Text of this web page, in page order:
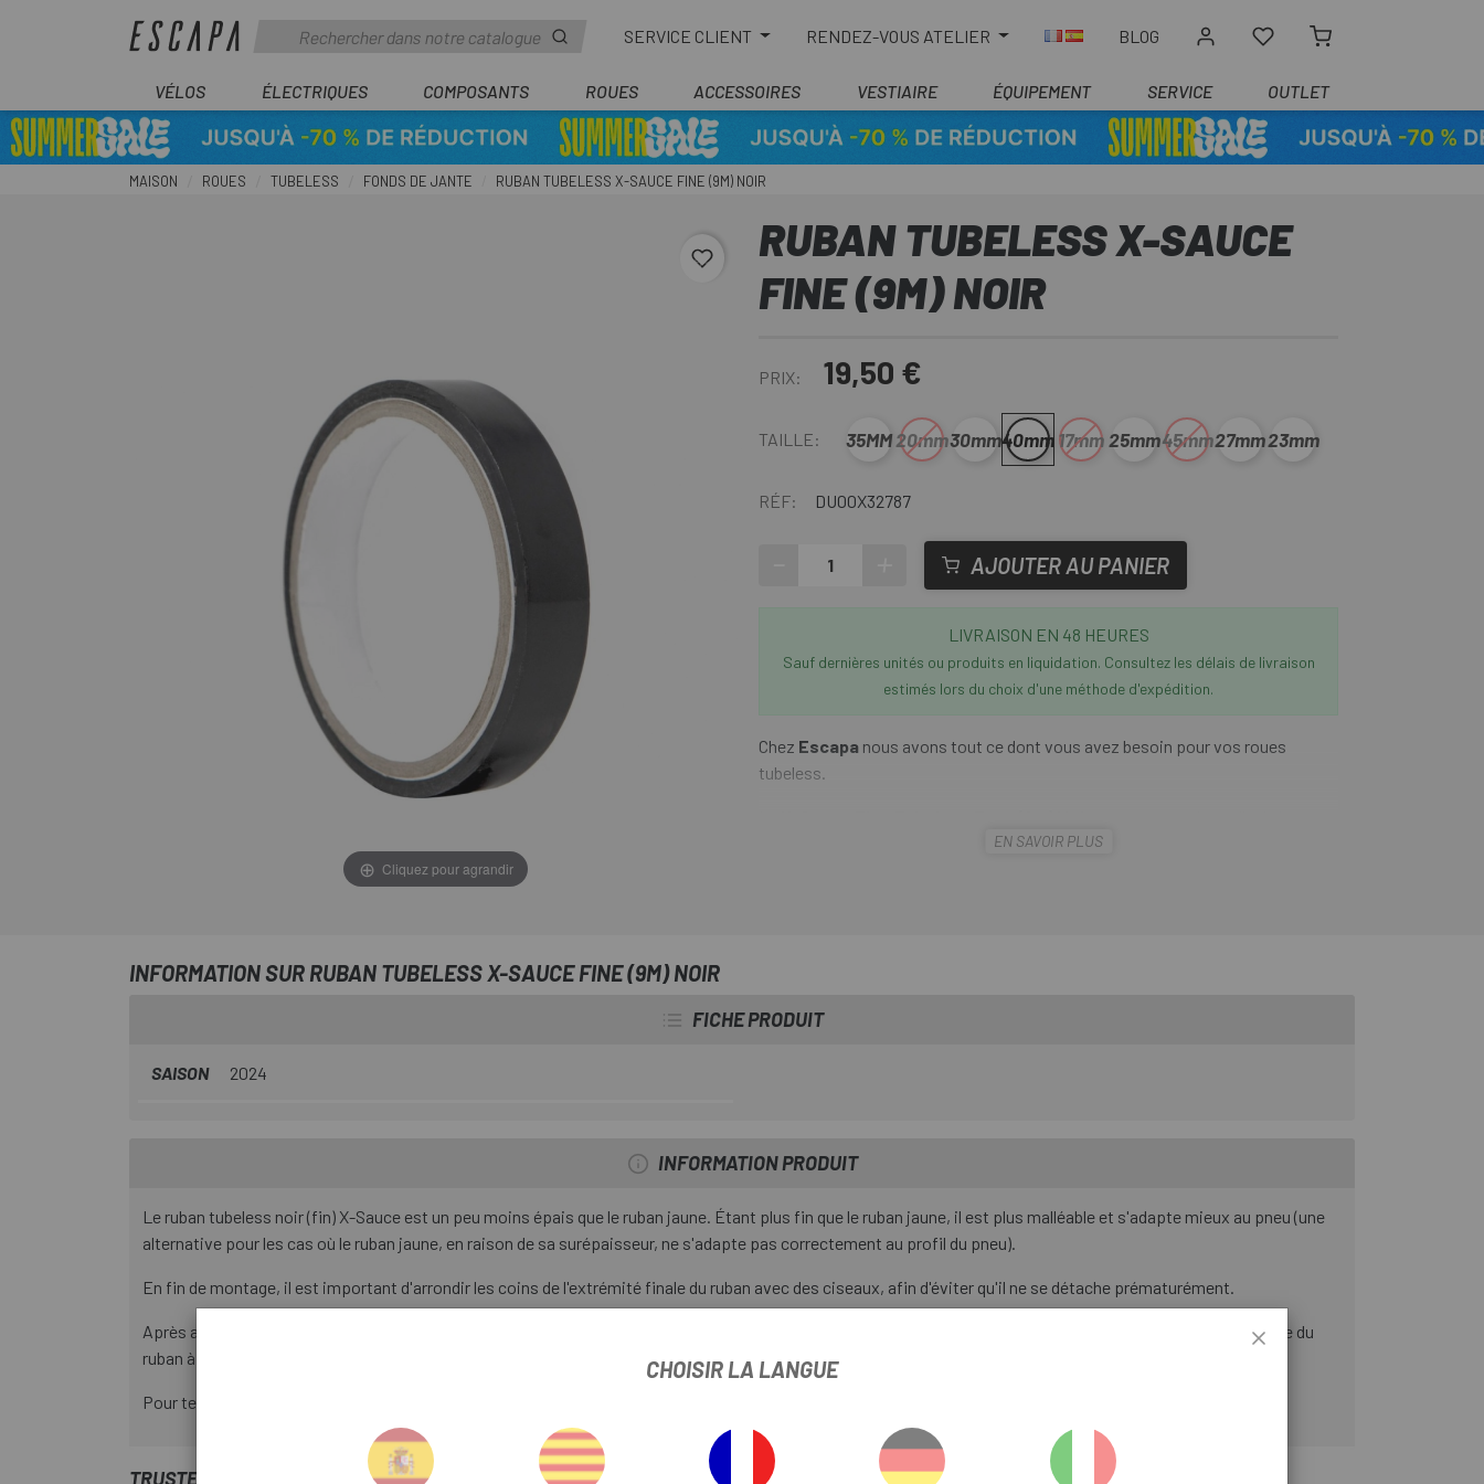
SERVICE CLIENT RENDEZ-VOUS ATELIER BLOG
VÉLOS ÉLECTRIQUES COMPOSANTS ROUES ACCESSOIRES VESTIAIRE ÉQUIPEMENT SERVICE OUTLET
MAISON ROUES TUBELESS FONDS DE JANTE RUBAN TUBELESS X-SAUCE FINE (9M) NOIR
favorite_border
Cliquez pour agrandir
RUBAN TUBELESS X-SAUCE
FINE (9M) NOIR
PRIX: 19,50 €
TAILLE: 35MM20mm30mm40mm 17mm25mm45mm27mm23mm
RÉF: DU00X32787
AJOUTER AU PANIER
LIVRAISON EN 48 HEURES
Sauf dernières unités ou produits en liquidation. Consultez les délais de livraison
estimés lors du choix d'une méthode d'expédition.
Chez Escapa nous avons tout ce dont vous avez besoin pour vos roues
tubeless.
sans utiliser aucun autre type de ruban adhésif ou d'élastique, en effectuant
EN SAVOIR PLUS
INFORMATION SUR RUBAN TUBELESS X-SAUCE FINE (9M) NOIR
FICHE PRODUIT
SAISON 2024
INFORMATION PRODUIT
Le ruban tubeless noir (fin) X-Sauce est un peu moins épais que le ruban jaune. Étant plus fin que le ruban jaune, il est plus malléable et s'adapte mieux au pneu (une
alternative pour les cas où le ruban jaune, en raison de sa surépaisseur, ne s'adapte pas correctement au profil du pneu).
En fin de montage, il est important d'arrondir les coins de l'extrémité finale du ruban avec des ciseaux, afin d'éviter qu'il ne se détache prématurément.
Après avoir collé le ruban, il est très important de monter d'abord la roue avec une fine chambre de valve pendant quelques heures, afin d'optimiser l'adhérence du
ruban à la jante.
Pour terminer le processus de tubeling, retirez la chambre à air et montez la valve avec le pneu tubeless.
TRUSTED SHOPS REVIEWS
CHOISIR LA LANGUE